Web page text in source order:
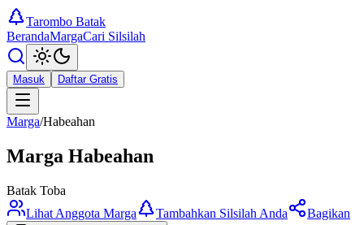
Tarombo Batak
BerandaMargaCari Silsilah
Masuk Daftar Gratis
Marga/Habeahan
Marga Habeahan
Batak Toba
Lihat Anggota Marga
Tambahkan Silsilah Anda Bagikan